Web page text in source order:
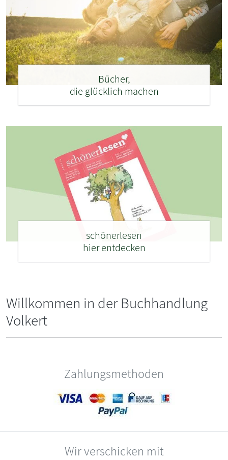
Bücher,
die glücklich machen
schönerlesen
hier entdecken
Willkommen in der Buchhandlung
Volkert
Zahlungsmethoden
Wir verschicken mit